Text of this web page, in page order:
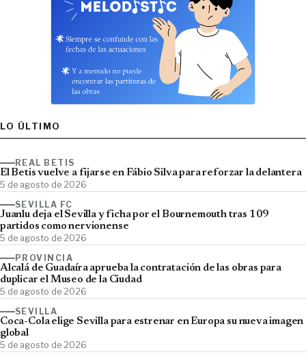
LO ÚLTIMO
REAL BETIS
El Betis vuelve a fijarse en Fábio Silva para reforzar la delantera
5 de agosto de 2026
SEVILLA FC
Juanlu deja el Sevilla y ficha por el Bournemouth tras 109
partidos como nervionense
5 de agosto de 2026
PROVINCIA
Alcalá de Guadaíra aprueba la contratación de las obras para
duplicar el Museo de la Ciudad
5 de agosto de 2026
SEVILLA
Coca-Cola elige Sevilla para estrenar en Europa su nueva imagen
global
5 de agosto de 2026